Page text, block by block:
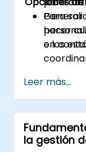
Generar
hacer
o los
Para
en
Leer más...
la gestión